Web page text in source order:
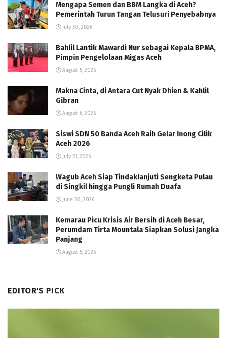
Mengapa Semen dan BBM Langka di Aceh?
Pemerintah Turun Tangan Telusuri Penyebabnya
July 30, 2026
Bahlil Lantik Mawardi Nur sebagai Kepala BPMA,
Pimpin Pengelolaan Migas Aceh
August 5, 2026
Makna Cinta, di Antara Cut Nyak Dhien & Kahlil
Gibran
August 6, 2026
Siswi SDN 50 Banda Aceh Raih Gelar Inong Cilik
Aceh 2026
July 31, 2026
Wagub Aceh Siap Tindaklanjuti Sengketa Pulau
di Singkil hingga Pungli Rumah Duafa
June 30, 2026
Kemarau Picu Krisis Air Bersih di Aceh Besar,
Perumdam Tirta Mountala Siapkan Solusi Jangka
Panjang
August 5, 2026
EDITOR'S PICK